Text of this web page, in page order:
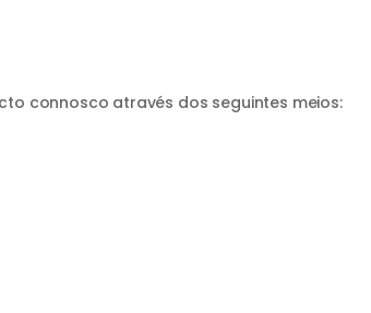
connosco através dos seguintes meios: